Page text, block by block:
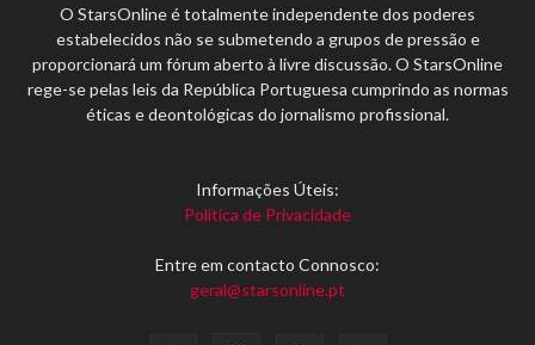
O StarsOnline é totalmente independente dos poderes
estabelecidos não se submetendo a grupos de pressão e
proporcionará um fórum aberto à livre discussão. O StarsOnline
rege-se pelas leis da República Portuguesa cumprindo as normas
éticas e deontológicas do jornalismo profissional.
Informações Úteis:
Política de Privacidade
Entre em contacto Connosco:
geral@starsonline.pt